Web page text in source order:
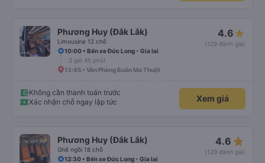
Phương Huy (Đắk Lắk)
Limousine 12 chỗ
4.6
(129 đánh giá)
10:00 • Bến xe Đức Long - Gia lai
3 giờ 45 phút
13:45 • Văn Phòng Buôn Ma Thuột
Không cần thanh toán trước
Xác nhận chỗ ngay lập tức
Xem giá
Phương Huy (Đắk Lắk)
Ghế ngồi 18 chỗ
4.6 star_rate
(129 đánh giá)
12:30 • Bến xe Đức Long - Gia lai